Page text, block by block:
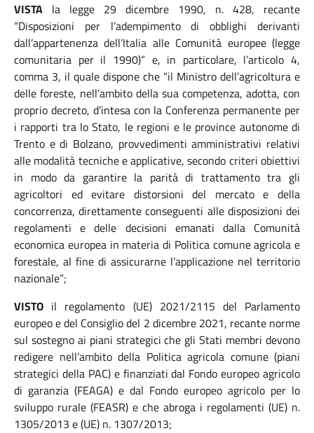
VISTA la legge 29 dicembre 1990, n. 428, recante
“Disposizioni per l’adempimento di obblighi derivanti
dall’appartenenza dell’Italia alle Comunità europee (legge
comunitaria per il 1990)” e, in particolare, l’articolo 4,
comma 3, il quale dispone che “il Ministro dell’agricoltura e
delle foreste, nell’ambito della sua competenza, adotta, con
proprio decreto, d’intesa con la Conferenza permanente per
i rapporti tra lo Stato, le regioni e le province autonome di
Trento e di Bolzano, provvedimenti amministrativi relativi
alle modalità tecniche e applicative, secondo criteri obiettivi
in modo da garantire la parità di trattamento tra gli
agricoltori ed evitare distorsioni del mercato e della
concorrenza, direttamente conseguenti alle disposizioni dei
regolamenti e delle decisioni emanati dalla Comunità
economica europea in materia di Politica comune agricola e
forestale, al fine di assicurarne l’applicazione nel territorio
nazionale”;
VISTO il regolamento (UE) 2021/2115 del Parlamento
europeo e del Consiglio del 2 dicembre 2021, recante norme
sul sostegno ai piani strategici che gli Stati membri devono
redigere nell’ambito della Politica agricola comune (piani
strategici della PAC) e finanziati dal Fondo europeo agricolo
di garanzia (FEAGA) e dal Fondo europeo agricolo per lo
sviluppo rurale (FEASR) e che abroga i regolamenti (UE) n.
1305/2013 e (UE) n. 1307/2013;